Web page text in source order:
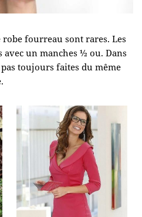
fourreau sont rares. Les
un manches ½ ou. Dans
toujours faites du même